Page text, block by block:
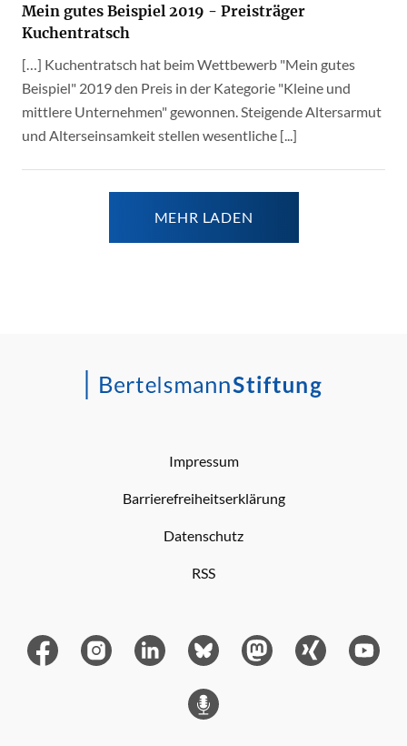
Mein gutes Beispiel 2019 - Preisträger
Kuchentratsch
[…] Kuchentratsch hat beim Wettbewerb "Mein gutes
Beispiel" 2019 den Preis in der Kategorie "Kleine und
mittlere Unternehmen" gewonnen. Steigende Altersarmut
und Alterseinsamkeit stellen wesentliche [...]
MEHR LADEN
Impressum
Barrierefreiheitserklärung
Datenschutz
RSS